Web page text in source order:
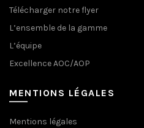
Télécharger notre flyer
L’ensemble de la gamme
L’équipe
Excellence AOC/AOP
MENTIONS LÉGALES
Mentions légales